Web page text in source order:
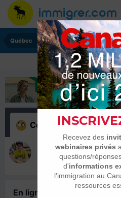
Québec
Confus (1)
Amine1993
11 janvier 2022
En ligne récemment